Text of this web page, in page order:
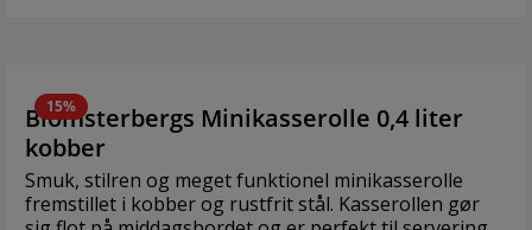
15%
Blomsterbergs Minikasserolle 0,4 liter
kobber
Smuk, stilren og meget funktionel minikasserolle
fremstillet i kobber og rustfrit stål. Kasserollen gør